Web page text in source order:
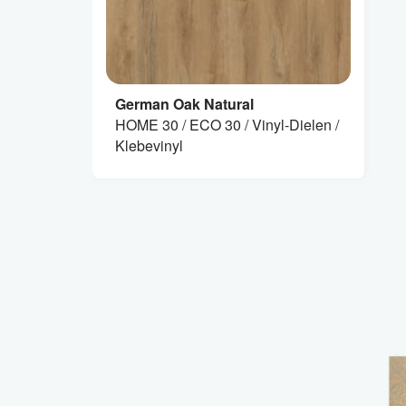
German Oak Natural
HOME 30 / ECO 30 / Vinyl-Dielen /
Klebevinyl